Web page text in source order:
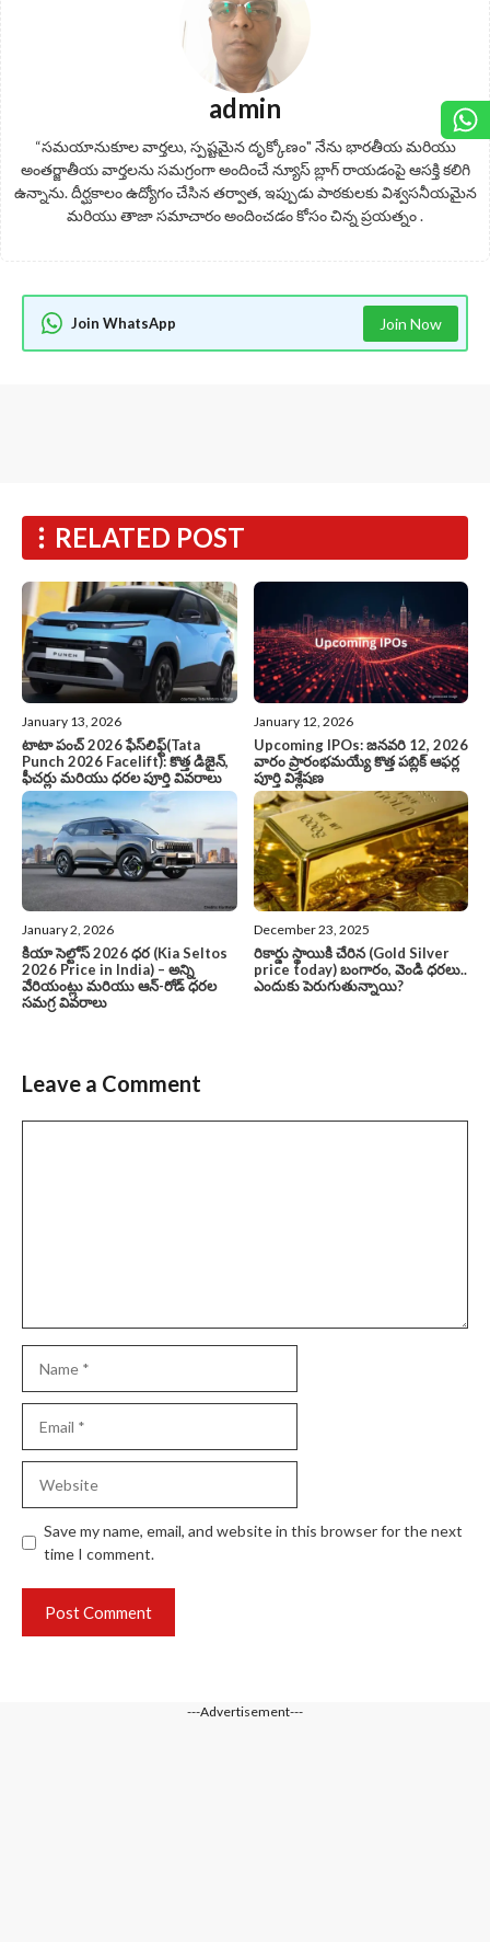
admin
“సమయానుకూల వార్తలు, స్పష్టమైన దృక్కోణం" నేను భారతీయ మరియు
అంతర్జాతీయ వార్తలను సమగ్రంగా అందించే న్యూస్ బ్లాగ్ రాయడంపై ఆసక్తి కలిగి
ఉన్నాను. దీర్ఘకాలం ఉద్యోగం చేసిన తర్వాత, ఇప్పుడు పాఠకులకు విశ్వసనీయమైన
మరియు తాజా సమాచారం అందించడం కోసం చిన్న ప్రయత్నం .
Join WhatsApp Join Now
RELATED POST
January 13, 2026
టాటా పంచ్ 2026 ఫేస్‌లిఫ్ట్(Tata
Punch 2026 Facelift): కొత్త డిజైన్,
ఫీచర్లు మరియు ధరల పూర్తి వివరాలు
January 12, 2026
Upcoming IPOs: జనవరి 12, 2026
వారం ప్రారంభమయ్యే కొత్త పబ్లిక్ ఆఫర్ల
పూర్తి విశ్లేషణ
January 2, 2026
కియా సెల్టోస్ 2026 ధర (Kia Seltos
2026 Price in India) – అన్ని
వేరియంట్లు మరియు ఆన్-రోడ్ ధరల
సమగ్ర వివరాలు
December 23, 2025
రికార్డు స్థాయికి చేరిన (Gold Silver
price today) బంగారం, వెండి ధరలు..
ఎందుకు పెరుగుతున్నాయి?
Leave a Comment
Save my name, email, and website in this browser for the next
time I comment.
---Advertisement---